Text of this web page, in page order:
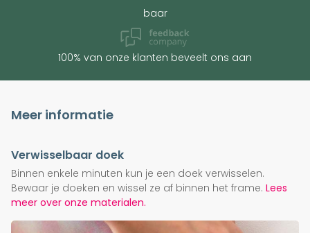
baar
100% van onze klanten beveelt ons aan
Meer informatie
Verwisselbaar doek
Binnen enkele minuten kun je een doek verwisselen.
Bewaar je doeken en wissel ze af binnen het frame. Lees
meer over onze materialen.